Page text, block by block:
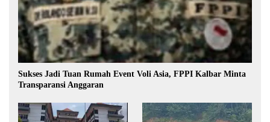
Sukses Jadi Tuan Rumah Event Voli Asia, FPPI Kalbar Minta
Transparansi Anggaran